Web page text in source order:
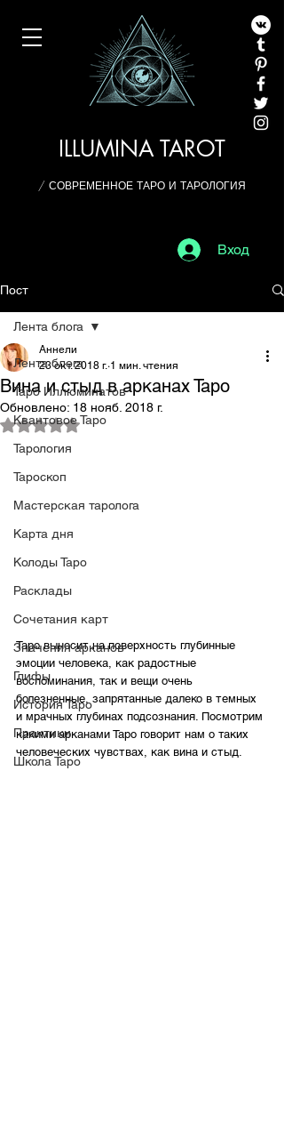
ILLUMINA TAROT
/ СОВРЕМЕННОЕ ТАРО И ТАРОЛОГИЯ
Вход
Пост
Лента блога
Таро Иллюминатов
Квантовое Таро
Тарология
Тароскоп
Мастерская таролога
Карта дня
Колоды Таро
Расклады
Сочетания карт
Значения арканов
Глифы
История Таро
Практики
Школа Таро
Лента блога
Вина и стыд в арканах Таро
Аннели
23 окт. 2018 г. 1 мин. чтения
Обновлено: 18 нояб. 2018 г.
Оценка: не число из 5 звезд.
Таро выносит на поверхность глубинные
эмоции человека, как радостные
воспоминания, так и вещи очень
болезненные, запрятанные далеко в темных
и мрачных глубинах подсознания. Посмотрим
какими арканами Таро говорит нам о таких
человеческих чувствах, как вина и стыд.